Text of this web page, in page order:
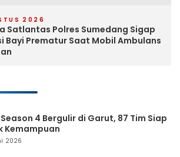
2026
Satlantas Polres Sumedang Sigap
Bayi Prematur Saat Mobil Ambulans
Season 4 Bergulir di Garut, 87 Tim Siap
Kemampuan
2026